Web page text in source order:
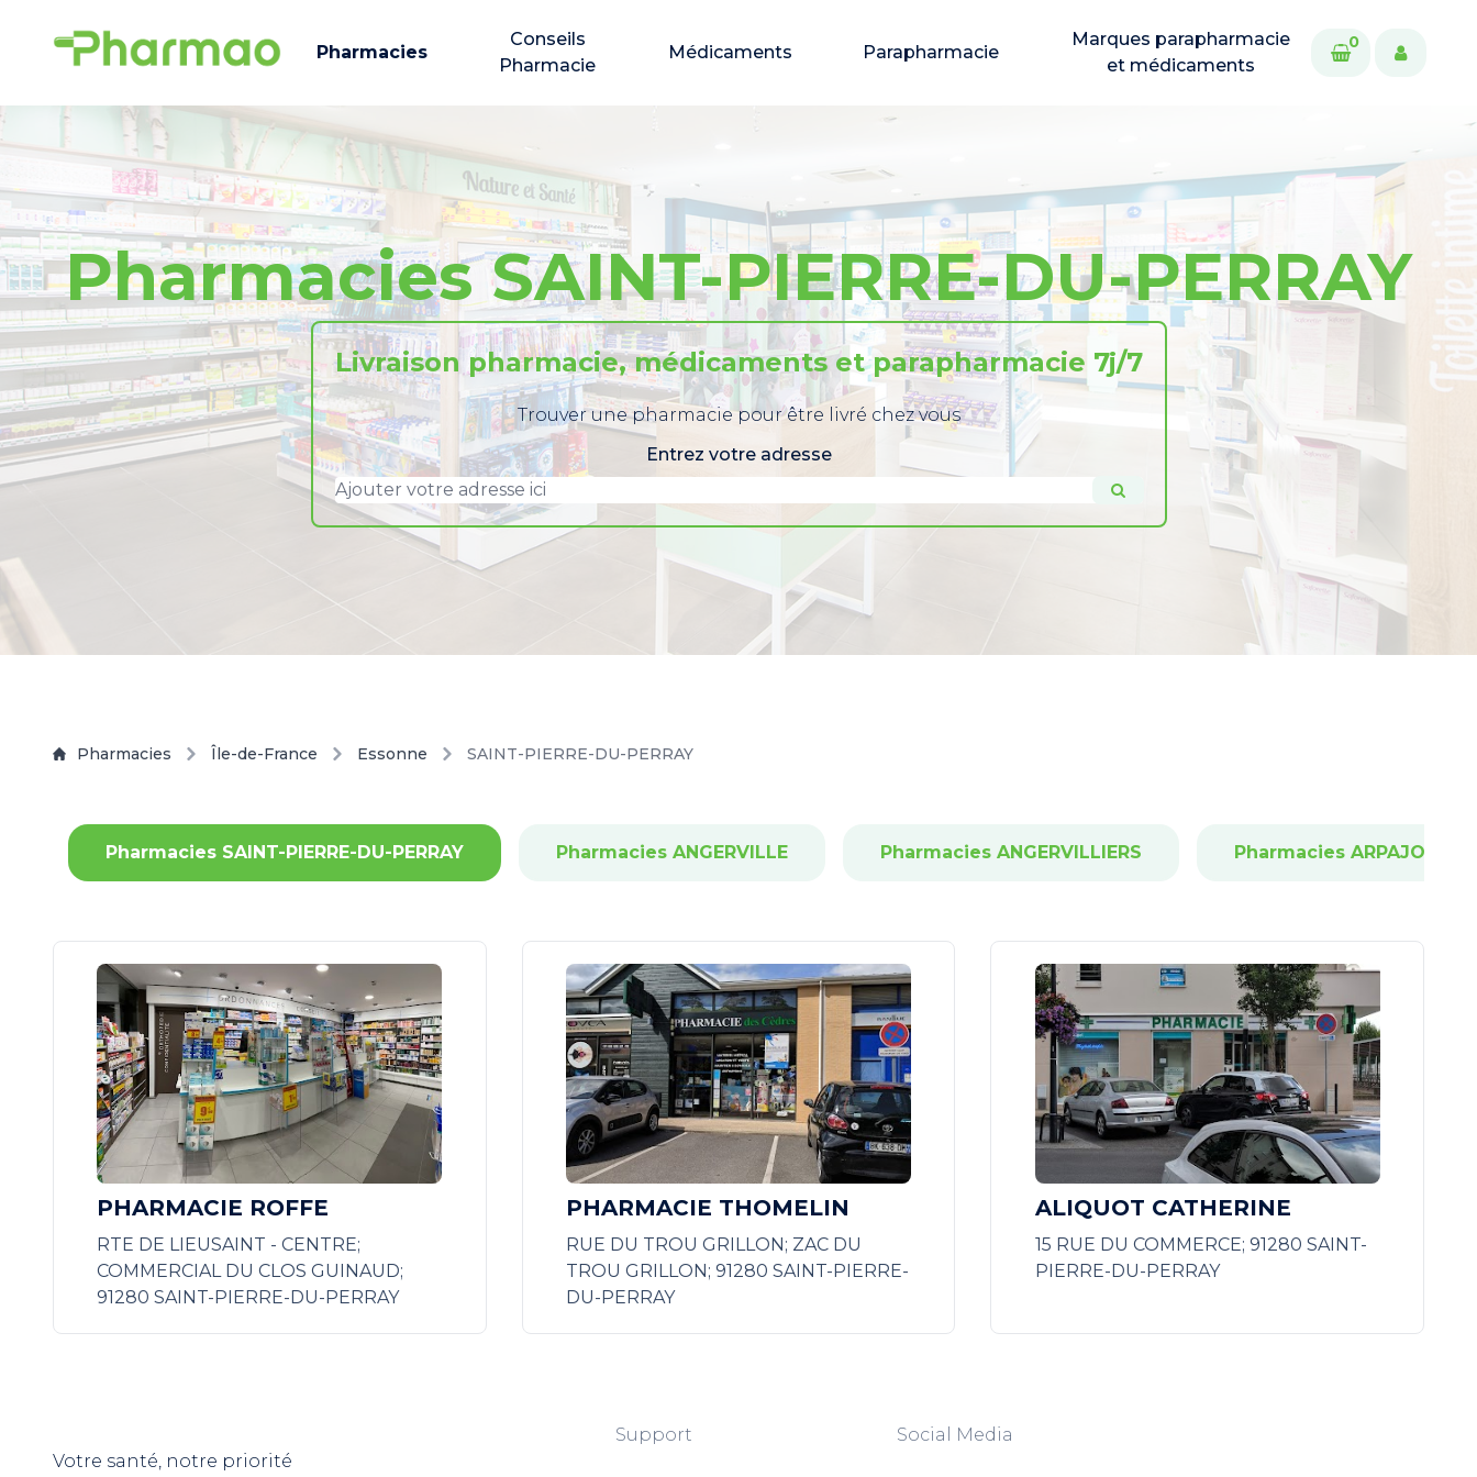
Pharmacies
Conseils
Pharmacie
Médicaments Parapharmacie
Marques parapharmacie
et médicaments
0
Pharmacies SAINT-PIERRE-DU-PERRAY
Livraison pharmacie, médicaments et parapharmacie 7j/7
Trouver une pharmacie pour être livré chez vous
Entrez votre adresse
Pharmacies Île-de-France Essonne SAINT-PIERRE-DU-PERRAY
Pharmacies SAINT-PIERRE-DU-PERRAY Pharmacies ANGERVILLE Pharmacies ANGERVILLIERS Pharmacies ARPAJON
PHARMACIE ROFFE
RTE DE LIEUSAINT - CENTRE;
COMMERCIAL DU CLOS GUINAUD;
91280 SAINT-PIERRE-DU-PERRAY
PHARMACIE THOMELIN
RUE DU TROU GRILLON; ZAC DU
TROU GRILLON; 91280 SAINT-PIERRE-
DU-PERRAY
ALIQUOT CATHERINE
15 RUE DU COMMERCE; 91280 SAINT-
PIERRE-DU-PERRAY
Votre santé, notre priorité
Support Social Media